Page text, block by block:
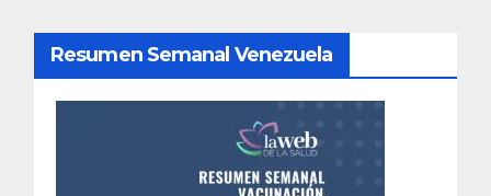
Resumen Semanal Venezuela